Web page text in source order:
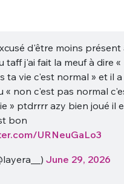
d'être moins présent
taff j'ai fait la meuf à dire «
ta vie c'est normal » et il a
« non c'est pas normal
» ptdrrrr azy bien joué il
bon
URNeuGaLo3
June 29, 2026